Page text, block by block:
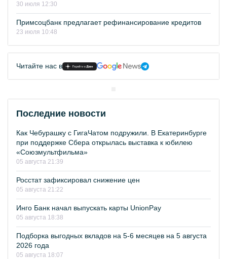
30 июля 12:30
Примсоцбанк предлагает рефинансирование кредитов
23 июля 10:48
Читайте нас в
Последние новости
Как Чебурашку с ГигаЧатом подружили. В Екатеринбурге
при поддержке Сбера открылась выставка к юбилею
«Союзмультфильма»
05 августа 21:39
Росстат зафиксировал снижение цен
05 августа 21:22
Инго Банк начал выпускать карты UnionPay
05 августа 18:38
Подборка выгодных вкладов на 5-6 месяцев на 5 августа
2026 года
05 августа 18:07